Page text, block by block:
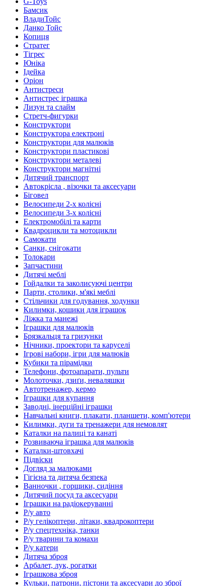
Бамсик
ВладиТойс
Данко Тойс
Копиця
Стратег
Тігрес
Юніка
Ідейка
Оріон
Антистреси
Антистрес іграшка
Лизун та слайм
Стретч-фигурки
Конструктори
Конструктора електроні
Конструктори для малюків
Конструктори пластикові
Конструктори металеві
Конструктори магнітні
Дитячий транспорт
Автокрісла , візочки та аксесуари
Біговел
Велосипеди 2-х колісні
Велосипеди 3-х колісні
Електромобілі та карти
Квадроцикли та мотоцикли
Самокати
Санки, снігокати
Толокари
Запчастини
Дитячі меблі
Гойдалки та заколисуючі центри
Парти, столики, м'які меблі
Стільчики для годування, ходунки
Килимки, кошики для іграшок
Ліжка та манежі
Іграшки для малюків
Брязкальця та гризунки
Нічники, проектори та каруселі
Ігрові набори, ігри для малюків
Кубики та пірамідки
Телефони, фотоапарати, пульти
Молоточки, дзиґи, неваляшки
Автотренажер, кермо
Іграшки для купання
Заводні, інерційні іграшки
Навчальні книги, плакати, планшети, комп'ютери
Килимки, дуги та тренажери для немовлят
Каталки на палиці та канаті
Розвиваюча іграшка для малюків
Каталки-штовхачі
Підвіски
Догляд за малюками
Гігієна та дитяча безпека
Ванночки , горщики, сидіння
Дитячий посуд та аксесуари
Іграшки на радіокеруванні
Р/у авто
Р/у гелікоптери, літаки, квадрокоптери
Р/у спецтехніка, танки
Р/у тварини та комахи
Р/у катери
Дитяча зброя
Арбалет, лук, рогатки
Іграшкова зброя
Кульки, патрони, пістони та аксесуари до зброї